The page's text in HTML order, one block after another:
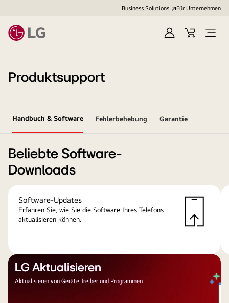
Business Solutions Für Unternehmen
Anmelden
Cart
Open
Produktsupport
Handbuch & Software Fehlerbehebung Garantie
Beliebte Software-
Downloads
Software-Updates
Erfahren Sie, wie Sie die Software Ihres Telefons
aktualisieren können.
LG Aktualisieren
Aktualisieren von Geräte Treiber und Programmen